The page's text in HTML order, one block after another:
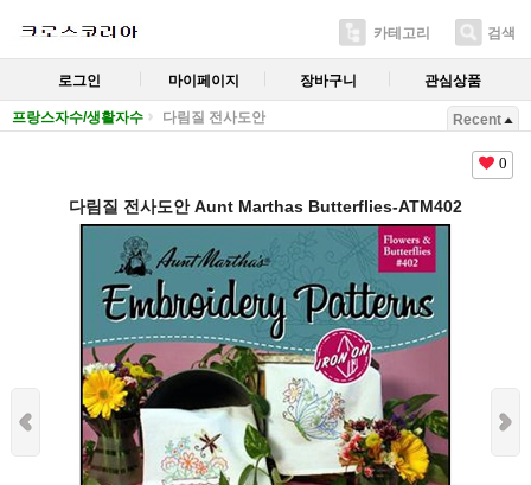
카테고리 검색
로그인 마이페이지 장바구니 관심상품
프랑스자수/생활자수 다림질 전사도안 Recent
0
다림질 전사도안 Aunt Marthas Butterflies-ATM402